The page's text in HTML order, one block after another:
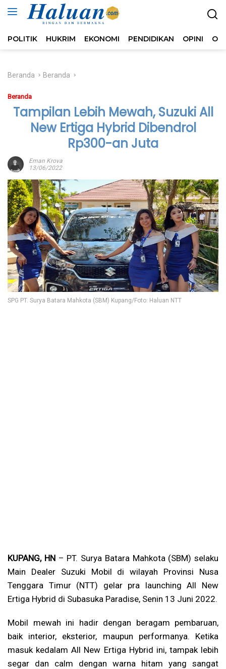
Langsung
POLITIK HUKRIM EKONOMI PENDIDIKAN OPINI
Beranda Beranda
Beranda
Tampilan Lebih Mewah, Suzuki All
New Ertiga Hybrid Dibendrol
Rp300-an Juta
Eman Krova
13/06/2022
SPG PT. Surya Batara Mahkota (SBM) Kupang/Foto: Haluan NTT
KUPANG, HN– PT. Surya Batara Mahkota (SBM) selaku
Main Dealer Suzuki Mobil di wilayah Provinsi Nusa
Tenggara Timur (NTT) gelar pra launching All New
Ertiga Hybrid di Subasuka Paradise, Senin 13 Juni 2022.
Mobil mewah ini hadir dengan beragam pembaruan,
baik interior, eksterior, maupun performanya. Ketika
masuk kedalam All New Ertiga Hybrid ini, tampak lebih
segar dan calm dengan warna hitam yang sangat